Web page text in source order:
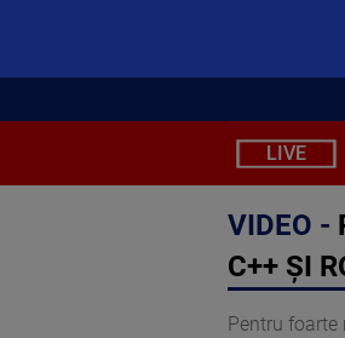
LIVE
VIDEO -
C++ ȘI
Pentru